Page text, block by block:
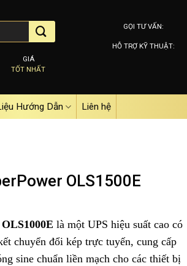
GIÁ
TỐT NHẤT
GỌI TƯ VẤN:
HỖ TRỢ KỸ THUẬT:
Hướng Dẫn Liên hệ
OLS1500E
là một UPS hiệu suất cao có
chuyển đổi kép trực tuyến, cung cấp
sine chuẩn liền mạch cho các thiết bị